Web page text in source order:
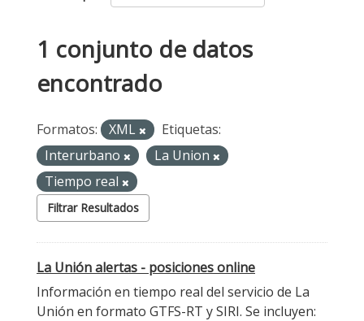
1 conjunto de datos
encontrado
Formatos: XML
Etiquetas:
Interurbano
La Union
Tiempo real
Filtrar Resultados
La Unión alertas - posiciones online
Información en tiempo real del servicio de La
Unión en formato GTFS-RT y SIRI. Se incluyen: